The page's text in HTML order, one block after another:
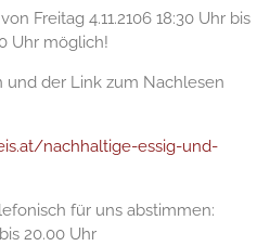
Freitag 4.11.2106 18:30 Uhr bis
Uhr möglich!
der Link zum Nachlesen
nachhaltige-essig-und-
für uns abstimmen:
20.00 Uhr